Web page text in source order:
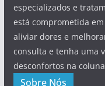
especializados e
está comprometida
aliviar dores e
consulta e tenha uma
desconfortos na
Sobre Nós